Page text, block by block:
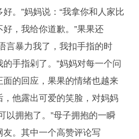
。”妈妈说：“我拿你和人家比
，我给你道歉。”果果还
言暴力我了，我扣手指的时
手指剁了。”妈妈对每一个问
面的回应，果果的情绪也越来
，他露出可爱的笑脸，对妈妈
以拥抱了。”母子拥抱的一瞬
友。其中一个高赞评论写